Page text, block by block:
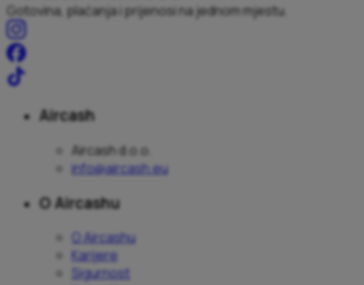
Gotovina, plaćanja i prijenosi na jednom mjestu.
Aircash
Aircash d.o.o.
info@aircash.eu
O Aircashu
O Aircashu
Karijere
Sigurnost